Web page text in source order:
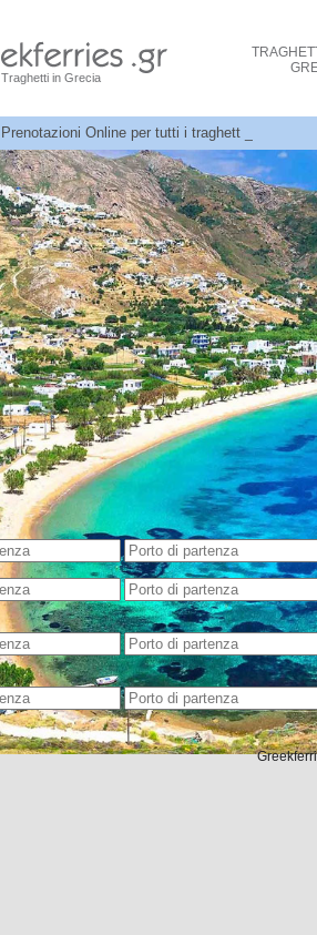
in Grecia
Prenotazioni Online per tutti i traghetti verso le